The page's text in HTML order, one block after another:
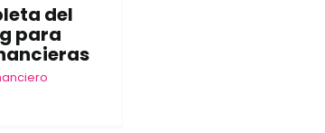
del
para